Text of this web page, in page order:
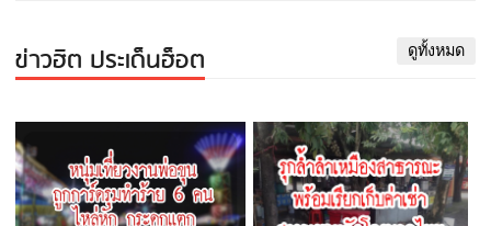
ข่าวฮิต ประเด็นฮ็อต ดูทั้งหมด